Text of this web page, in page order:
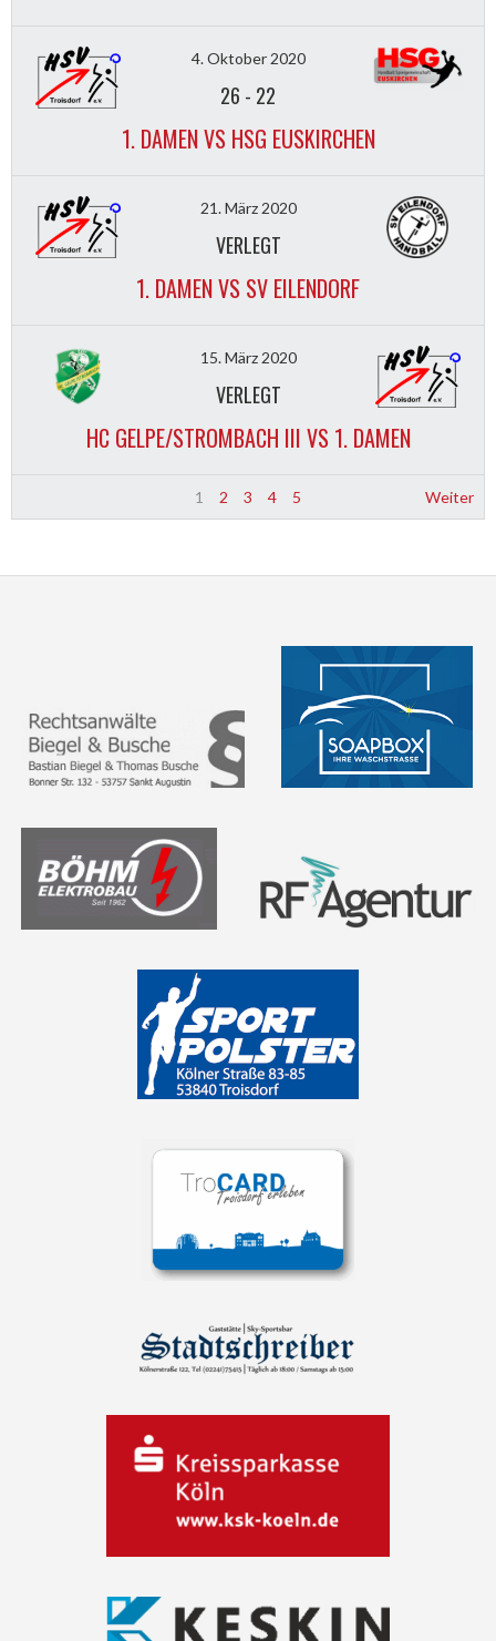
4. Oktober 2020
26 - 22
1. DAMEN VS HSG EUSKIRCHEN
21. März 2020
VERLEGT
1. DAMEN VS SV EILENDORF
15. März 2020
VERLEGT
HC GELPE/STROMBACH III VS 1. DAMEN
1 2 3 4 5 Weiter